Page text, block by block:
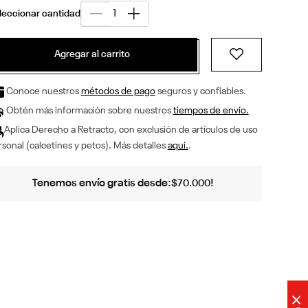
×
Agregar al carrito
Conoce nuestros métodos de pagoseguros y confiables.
Obtén más información sobre nuestros tiempos de envío.
Aplica Derecho a Retracto, con exclusión de artículos de uso
(calcetines y petos). Más detalles aquí..
Tenemos envío gratis desde:$70.000!